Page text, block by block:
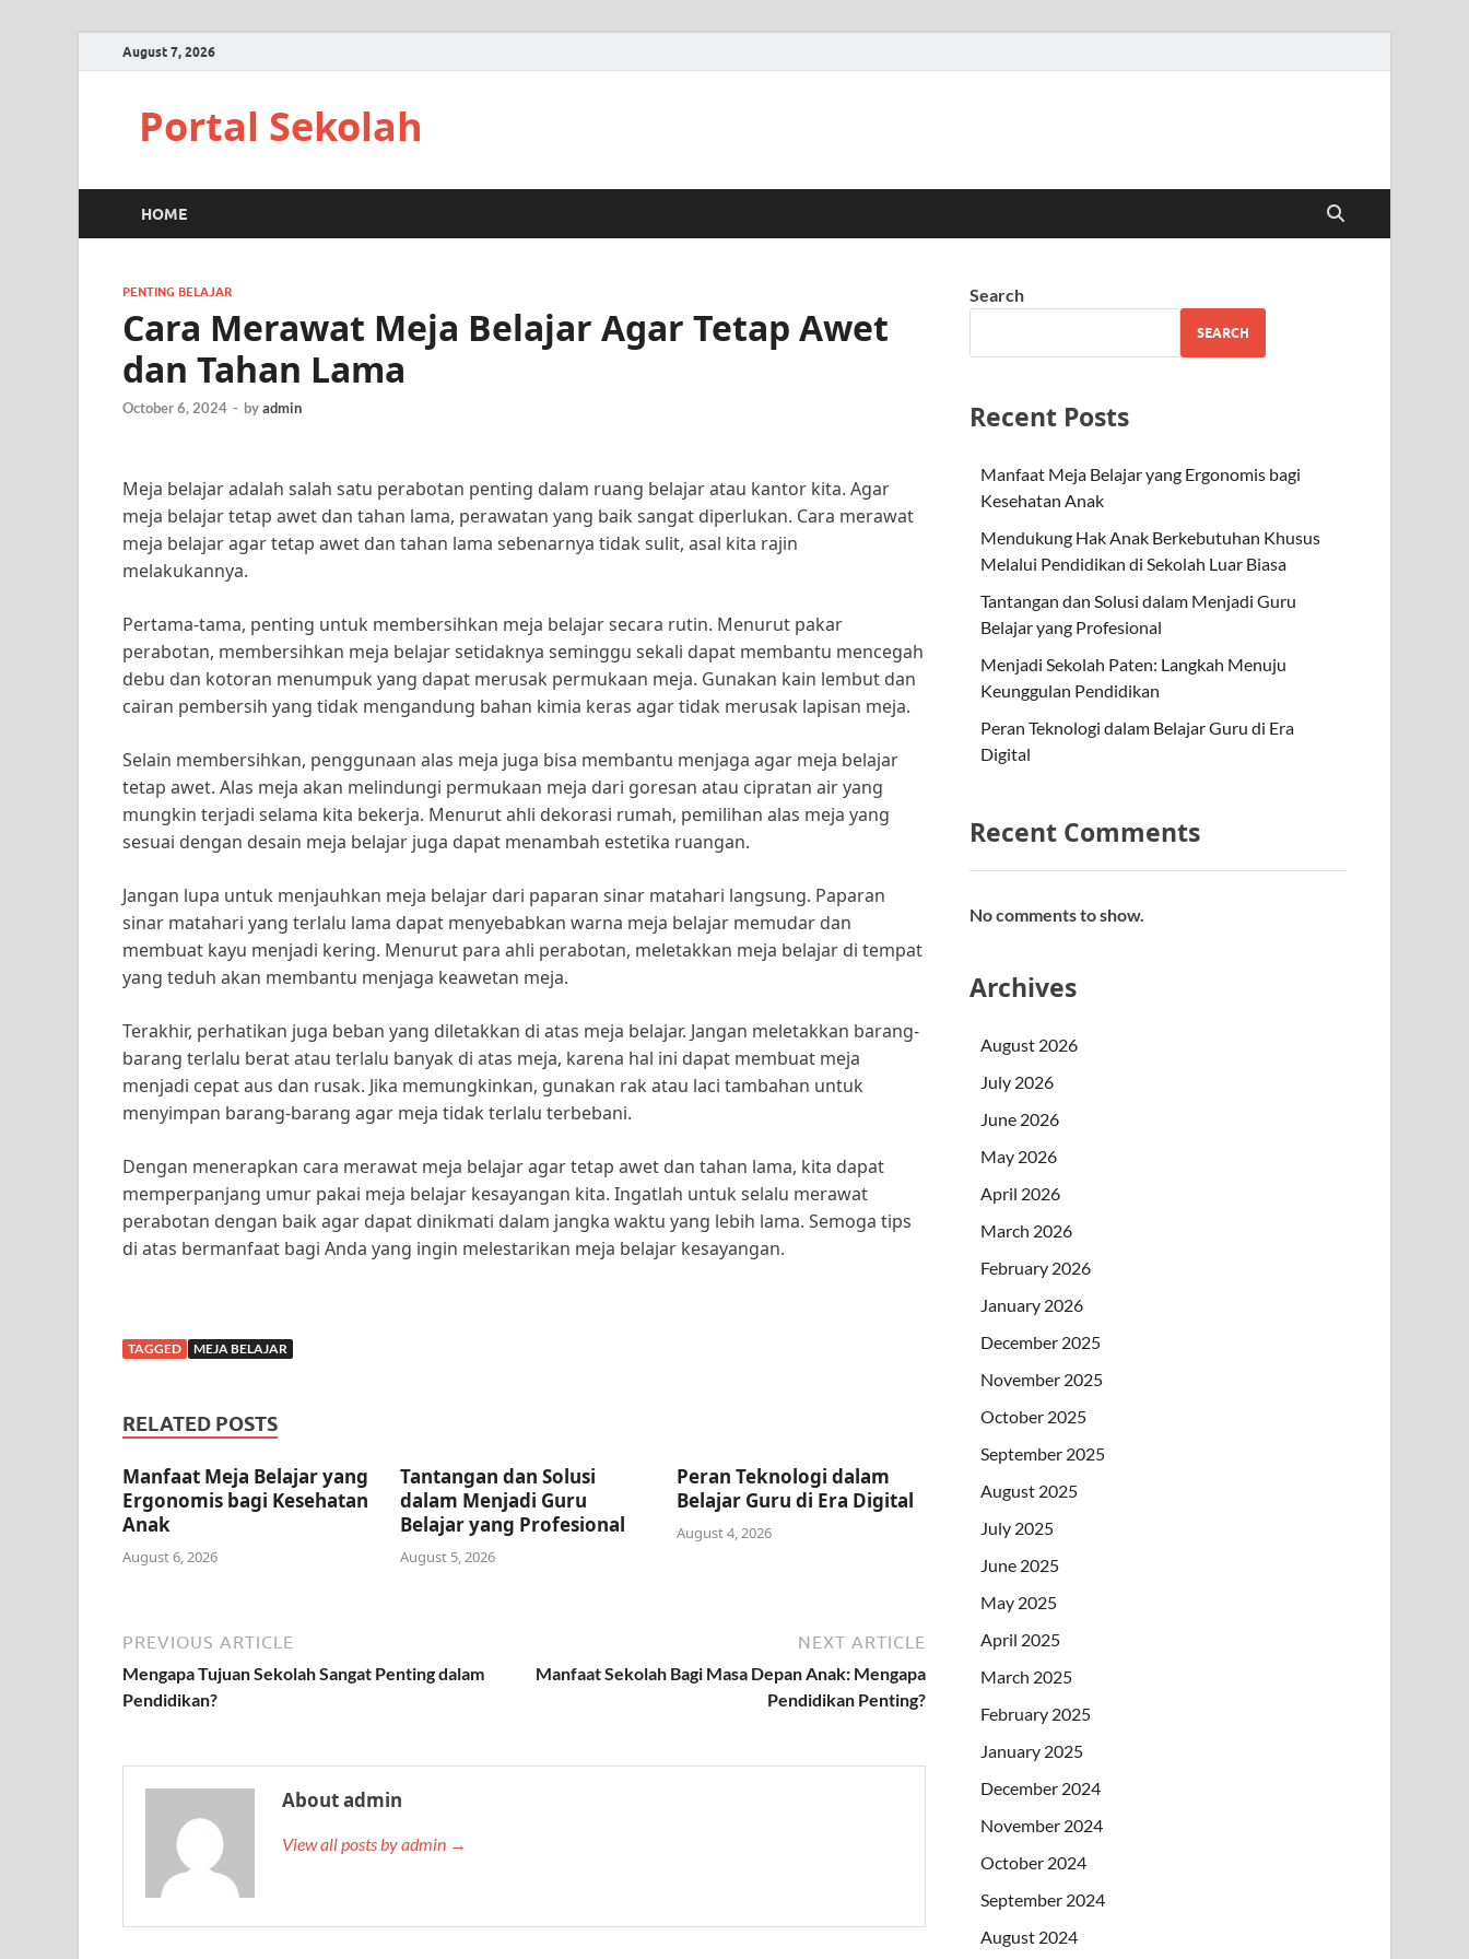
August 7, 2026
Portal Sekolah
HOME
PENTING BELAJAR
Cara Merawat Meja Belajar Agar Tetap Awet
dan Tahan Lama
October 6, 2024 - byadmin
Meja belajar adalah salah satu perabotan penting dalam ruang belajar atau kantor kita. Agar
meja belajar tetap awet dan tahan lama, perawatan yang baik sangat diperlukan. Cara merawat
meja belajar agar tetap awet dan tahan lama sebenarnya tidak sulit, asal kita rajin
melakukannya.
Pertama-tama, penting untuk membersihkan meja belajar secara rutin. Menurut pakar
perabotan, membersihkan meja belajar setidaknya seminggu sekali dapat membantu mencegah
debu dan kotoran menumpuk yang dapat merusak permukaan meja. Gunakan kain lembut dan
cairan pembersih yang tidak mengandung bahan kimia keras agar tidak merusak lapisan meja.
Selain membersihkan, penggunaan alas meja juga bisa membantu menjaga agar meja belajar
tetap awet. Alas meja akan melindungi permukaan meja dari goresan atau cipratan air yang
mungkin terjadi selama kita bekerja. Menurut ahli dekorasi rumah, pemilihan alas meja yang
sesuai dengan desain meja belajar juga dapat menambah estetika ruangan.
Jangan lupa untuk menjauhkan meja belajar dari paparan sinar matahari langsung. Paparan
sinar matahari yang terlalu lama dapat menyebabkan warna meja belajar memudar dan
membuat kayu menjadi kering. Menurut para ahli perabotan, meletakkan meja belajar di tempat
yang teduh akan membantu menjaga keawetan meja.
Terakhir, perhatikan juga beban yang diletakkan di atas meja belajar. Jangan meletakkan barang-
barang terlalu berat atau terlalu banyak di atas meja, karena hal ini dapat membuat meja
menjadi cepat aus dan rusak. Jika memungkinkan, gunakan rak atau laci tambahan untuk
menyimpan barang-barang agar meja tidak terlalu terbebani.
Dengan menerapkan cara merawat meja belajar agar tetap awet dan tahan lama, kita dapat
memperpanjang umur pakai meja belajar kesayangan kita. Ingatlah untuk selalu merawat
perabotan dengan baik agar dapat dinikmati dalam jangka waktu yang lebih lama. Semoga tips
di atas bermanfaat bagi Anda yang ingin melestarikan meja belajar kesayangan.
TAGGED MEJA BELAJAR
RELATED POSTS
Manfaat Meja Belajar yang
Ergonomis bagi Kesehatan
Anak
August 6, 2026
Tantangan dan Solusi
dalam Menjadi Guru
Belajar yang Profesional
August 5, 2026
Peran Teknologi dalam
Belajar Guru di Era Digital
August 4, 2026
PREVIOUS ARTICLE
Mengapa Tujuan Sekolah Sangat Penting dalam
Pendidikan?
NEXT ARTICLE
Manfaat Sekolah Bagi Masa Depan Anak: Mengapa
Pendidikan Penting?
About admin
View all posts by admin →
Search
SEARCH
Recent Posts
Manfaat Meja Belajar yang Ergonomis bagi
Kesehatan Anak
Mendukung Hak Anak Berkebutuhan Khusus
Melalui Pendidikan di Sekolah Luar Biasa
Tantangan dan Solusi dalam Menjadi Guru
Belajar yang Profesional
Menjadi Sekolah Paten: Langkah Menuju
Keunggulan Pendidikan
Peran Teknologi dalam Belajar Guru di Era
Digital
Recent Comments
No comments to show.
Archives
August 2026
July 2026
June 2026
May 2026
April 2026
March 2026
February 2026
January 2026
December 2025
November 2025
October 2025
September 2025
August 2025
July 2025
June 2025
May 2025
April 2025
March 2025
February 2025
January 2025
December 2024
November 2024
October 2024
September 2024
August 2024